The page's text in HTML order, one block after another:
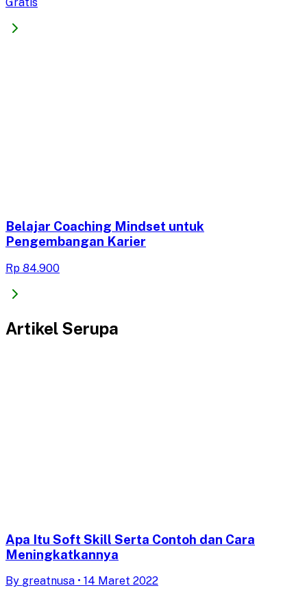
Belajar Coaching Mindset untuk
Pengembangan Karier
Rp 84.900
Artikel Serupa
Apa Itu Soft Skill Serta Contoh dan Cara
Meningkatkannya
By greatnusa • 14 Maret 2022